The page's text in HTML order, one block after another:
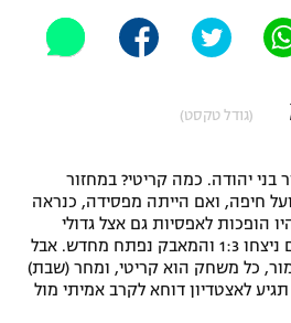
(גודל טקסט)
יהודה. כמה קריטי? במחזור
חיפה, ואם הייתה מפסידה, כנראה
הופכות לאפסיות גם אצל גדולי
האופטימיים, אבל הכתומים ניצחו 1:3 והמאבק נפתח מחדש. אבל
כל משחק הוא קריטי, ומחר (שבת)
לאצטדיון דוחא לקרב אמיתי מול